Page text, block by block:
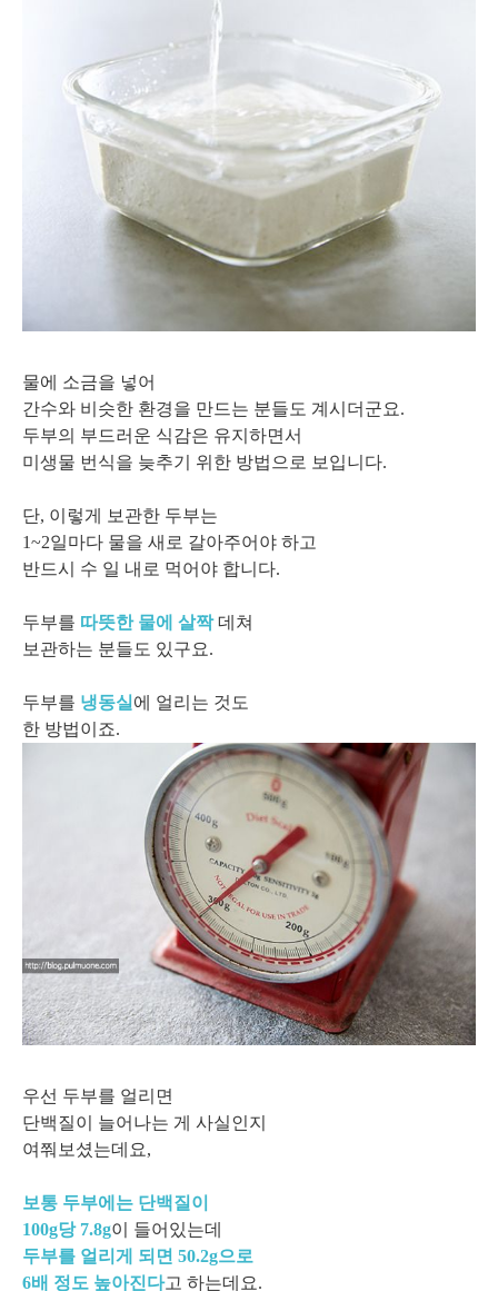
물에 소금을 넣어
간수와 비슷한 환경을 만드는 분들도 계시더군요.
두부의 부드러운 식감은 유지하면서
미생물 번식을 늦추기 위한 방법으로 보입니다.
단, 이렇게 보관한 두부는
1~2일마다 물을 새로 갈아주어야 하고
반드시 수 일 내로 먹어야 합니다.
두부를 따뜻한 물에 살짝데쳐
보관하는 분들도 있구요.
두부를 냉동실 에 얼리는 것도
한 방법이죠.
우선 두부를 얼리면
단백질이 늘어나는 게 사실인지
여쭤보셨는데요,
보통 두부에는 단백질이
100g당 7.8g이 들어있는데
두부를 얼리게 되면 50.2g으로
6배 정도 높아진다고 하는데요.